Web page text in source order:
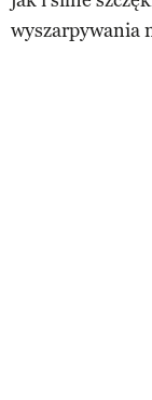
wyszarpywania